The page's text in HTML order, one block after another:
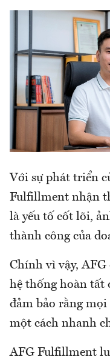
Với sự phát triển
Fulfillment nhận
là yếu tố cốt lõi,
thành công của
Chính vì vậy,
hệ thống hoàn tất
đảm bảo rằng mọi
một cách nhanh
AFG Fulfillment